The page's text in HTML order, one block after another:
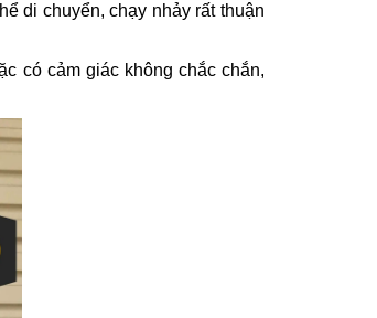
di chuyển, chạy nhảy rất thuận
có cảm giác không chắc chắn,